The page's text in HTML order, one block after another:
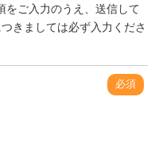
をご入力のうえ、送信して
きましては必ず入力くださ
必須